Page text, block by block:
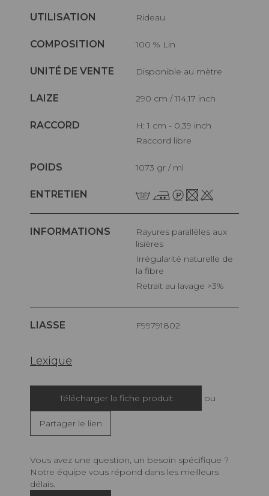
UTILISATION Rideau
COMPOSITION 100 % Lin
UNITÉ DE VENTE Disponible au mètre
LAIZE 290 cm / 114,17 inch
RACCORD
H: 1 cm - 0,39 inch
Raccord libre
POIDS 1073 gr / ml
ENTRETIEN
INFORMATIONS
Rayures parallèles aux
lisières
Irrégularité naturelle de
la fibre
Retrait au lavage >3%
LIASSE F99791802
Lexique
Télécharger la fiche produit ou
Partager le lien
Vous avez une question, un besoin spécifique ?
Notre équipe vous répond dans les meilleurs
délais.